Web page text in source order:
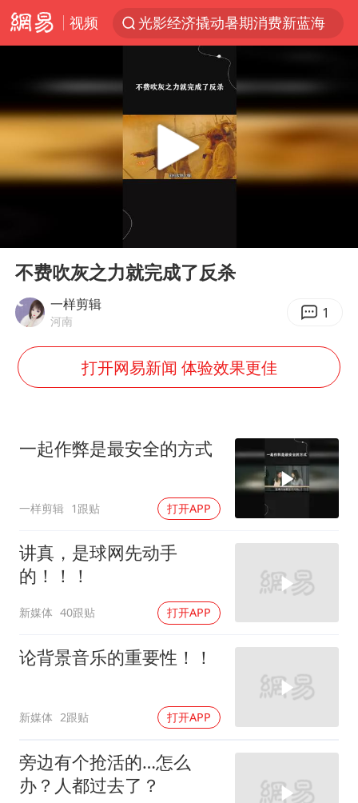
视频
光影经济撬动暑期消费新蓝海
“新疆的交警怎么个个像我妈”
西湖突现狂风暴雨 游客瞬间被浇透
香港正式允许“拒绝抢救”
白海豚将正面袭击贯穿浙江
情侣平潭拍日出坠崖1死1伤
郑丽文：台湾从来没有“独立”过
杭州全市有序停课
“不怕六爷挂得多 就怕六爷挂一颗”
全民健身事业高质量发展
梁家辉百花奖演讲落泪
乐享全民健身 共筑健康中国
Play
不费吹灰之力就完成了反杀
一样剪辑
河南 1
打开网易新闻 体验效果更佳
一起作弊是最安全的方式
一样剪辑 1跟贴 打开APP
讲真，是球网先动手
的！！！
新媒体 40跟贴 打开APP
论背景音乐的重要性！！
新媒体 2跟贴 打开APP
旁边有个抢活的…怎么
办？人都过去了？